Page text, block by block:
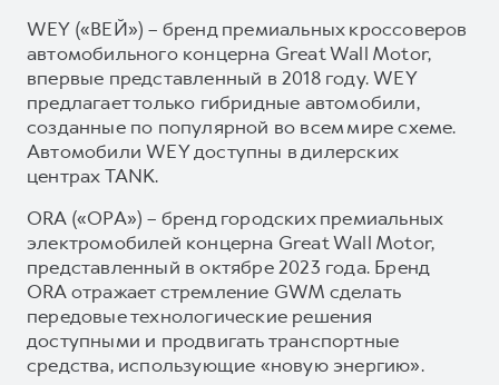
WEY («ВЕЙ») – бренд премиальных кроссоверов
автомобильного концерна Great Wall Motor,
впервые представленный в 2018 году. WEY
предлагает только гибридные автомобили,
созданные по популярной во всем мире схеме.
Автомобили WEY доступны в дилерских
центрах TANK.
ORA («ОРА») – бренд городских премиальных
электромобилей концерна Great Wall Motor,
представленный в октябре 2023 года. Бренд
ORA отражает стремление GWM сделать
передовые технологические решения
доступными и продвигать транспортные
средства, использующие «новую энергию».